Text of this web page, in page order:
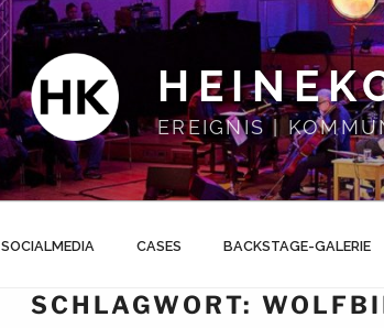
EREIGNIS |
SOCIALMEDIA CASES BACKSTAGE-GALERIE
SCHLAGWORT: